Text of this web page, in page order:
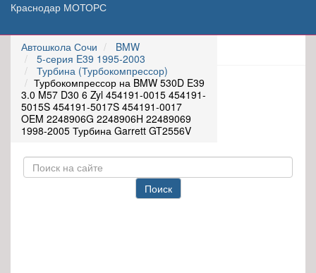
Краснодар МОТОРС
Автошкола Сочи
BMW
5-серия E39 1995-2003
Турбина (Турбокомпрессор)
Турбокомпрессор на BMW 530D E39
3.0 M57 D30 6 Zyl 454191-0015 454191-
5015S 454191-5017S 454191-0017
OEM 2248906G 2248906H 22489069
1998-2005 Турбина Garrett GT2556V
Поиск